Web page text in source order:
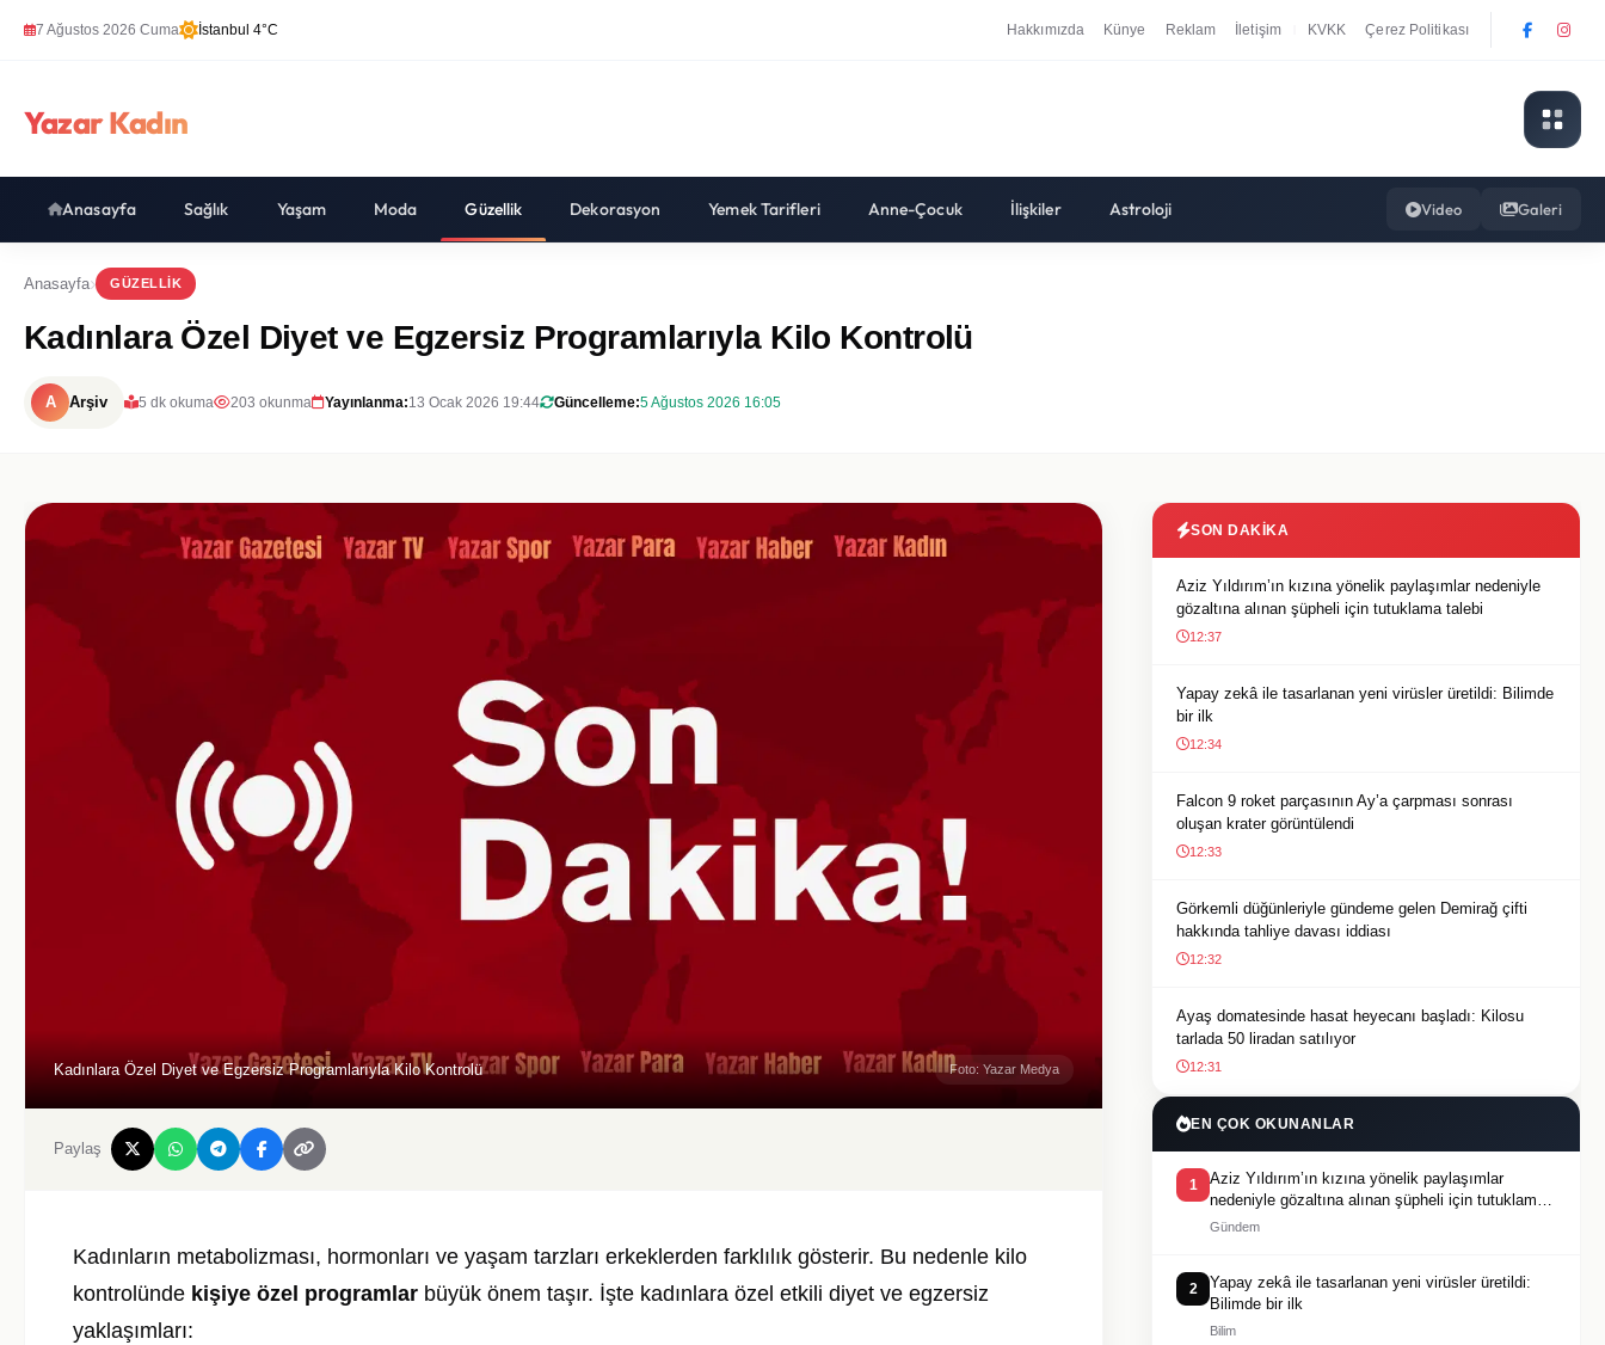
7 Ağustos 2026 Cuma İstanbul 4°C Hakkımızda Künye Reklam İletişim KVKK Çerez Politikası
Yazar Kadın
Anasayfa Sağlık Yaşam Moda Güzellik Dekorasyon Yemek Tarifleri Anne-Çocuk İlişkiler Astroloji Video Galeri
Anasayfa GÜZELLIK
Kadınlara Özel Diyet ve Egzersiz Programlarıyla Kilo Kontrolü
A Arşiv 5 dk okuma 203 okunma Yayınlanma:13 Ocak 2026 19:44 Güncelleme:5 Ağustos 2026 16:05
Kadınlara Özel Diyet ve Egzersiz Programlarıyla Kilo Kontrolü Foto: Yazar Medya
Paylaş
Kadınların metabolizması, hormonları ve yaşam tarzları erkeklerden farklılık gösterir. Bu nedenle kilo
kontrolünde kişiye özel programlar büyük önem taşır. İşte kadınlara özel etkili diyet ve egzersiz
yaklaşımları:
SON DAKIKA
Aziz Yıldırım’ın kızına yönelik paylaşımlar nedeniyle
gözaltına alınan şüpheli için tutuklama talebi
12:37
Yapay zekâ ile tasarlanan yeni virüsler üretildi: Bilimde
bir ilk
12:34
Falcon 9 roket parçasının Ay’a çarpması sonrası
oluşan krater görüntülendi
12:33
Görkemli düğünleriyle gündeme gelen Demirağ çifti
hakkında tahliye davası iddiası
12:32
Ayaş domatesinde hasat heyecanı başladı: Kilosu
tarlada 50 liradan satılıyor
12:31
EN ÇOK OKUNANLAR
1
Aziz Yıldırım’ın kızına yönelik paylaşımlar
nedeniyle gözaltına alınan şüpheli için tutuklama
talebi
Gündem
2
Yapay zekâ ile tasarlanan yeni virüsler üretildi:
Bilimde bir ilk
Bilim